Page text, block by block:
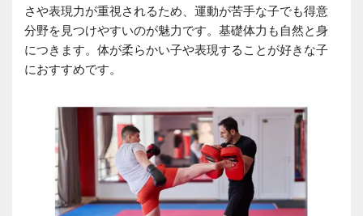
さや表現力が重視されるため、運動が苦手な子でも得意
分野を見つけやすいのが魅力です。基礎体力も自然と身
につきます。体が柔らかい子や表現することが好きな子
におすすめです。